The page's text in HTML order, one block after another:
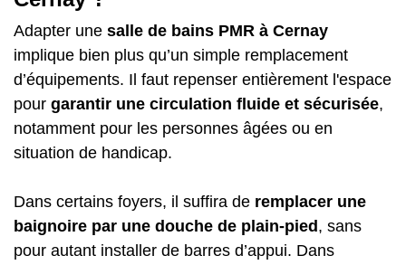
Adapter une salle de bains PMR à Cernay
implique bien plus qu’un simple remplacement
d’équipements. Il faut repenser entièrement l'espace
pour garantir une circulation fluide et sécurisée,
notamment pour les personnes âgées ou en
situation de handicap.
Dans certains foyers, il suffira de remplacer une
baignoire par une douche de plain-pied , sans
pour autant installer de barres d’appui. Dans